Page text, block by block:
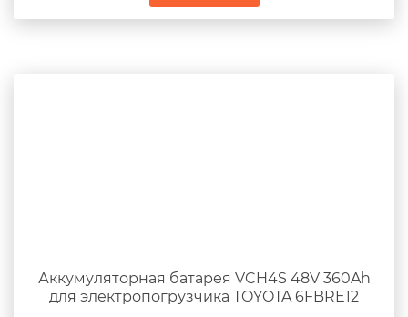
Аккумуляторная батарея VCH4S 48V 360Ah
для электропогрузчика TOYOTA 6FBRE12